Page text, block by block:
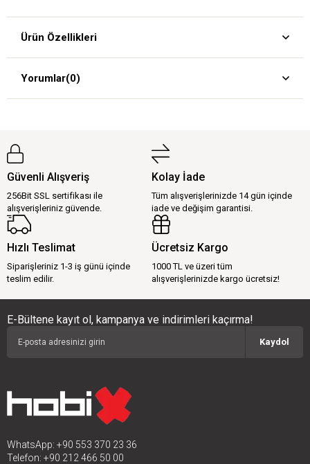
Ürün Özellikleri
Yorumlar(0)
Güvenli Alışveriş
256Bit SSL sertifikası ile
alışverişleriniz güvende.
Kolay İade
Tüm alışverişlerinizde 14 gün içinde
iade ve değişim garantisi.
Hızlı Teslimat
Siparişleriniz 1-3 iş günü içinde
teslim edilir.
Ücretsiz Kargo
1000 TL ve üzeri tüm
alışverişlerinizde kargo ücretsiz!
E-Bültene kayıt ol, kampanya ve indirimleri kaçırma!
Kaydol
WhatsApp: +90 553 370 23 36
Telefon: +90 212 466 50 00